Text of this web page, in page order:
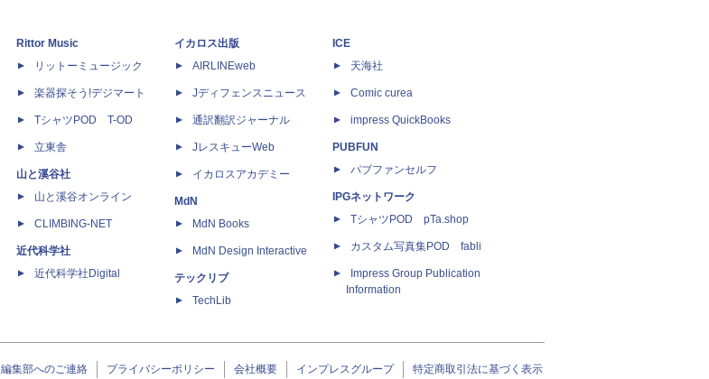
Rittor Music
リットーミュージック
楽器探そう!デジマート
TシャツPOD T-OD
立東舎
山と溪谷社
山と溪谷オンライン
CLIMBING-NET
近代科学社
近代科学社Digital
イカロス出版
AIRLINEweb
Jディフェンスニュース
通訳翻訳ジャーナル
JレスキューWeb
イカロスアカデミー
MdN
MdN Books
MdN Design Interactive
テックリブ
TechLib
ICE
天海社
Comic curea
impress QuickBooks
PUBFUN
パブファンセルフ
IPGネットワーク
TシャツPOD pTa.shop
カスタム写真集POD fabli
Impress Group Publication
Information
編集部へのご連絡 プライバシーポリシー 会社概要 インプレスグループ 特定商取引法に基づく表示